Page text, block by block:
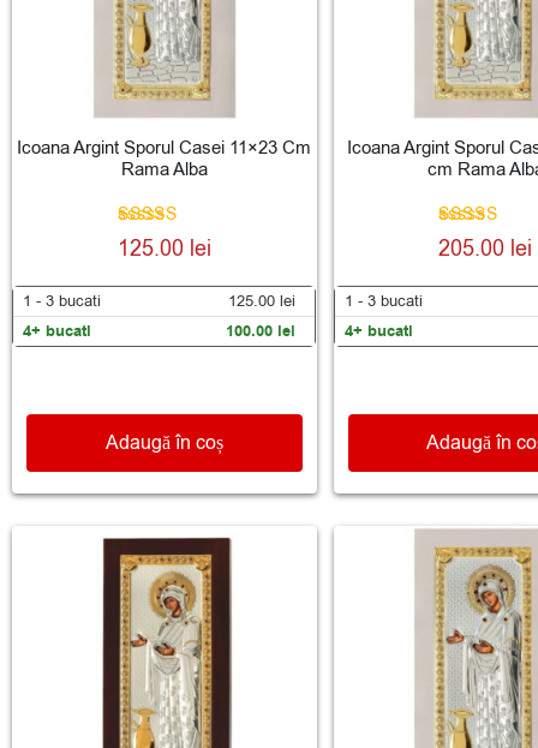
Icoana Argint Sporul Casei 11×23 Cm
Rama Alba
Evaluat la
5.00
125.00 lei
1 - 3 bucati 125.00 lei
4+ bucati 100.00 lei
Adaugă în coș
Icoana Argint Sporul
cm Rama
Evaluat la
5.00
205.00 lei
1 - 3 bucati
4+ bucati
Adaugă în